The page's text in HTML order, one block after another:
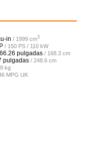
in / 1999 cm3
/ 150 PS / 110 kW
66.26 pulgadas / 168.3 cm
pulgadas / 248.6 cm
kg
MPG UK